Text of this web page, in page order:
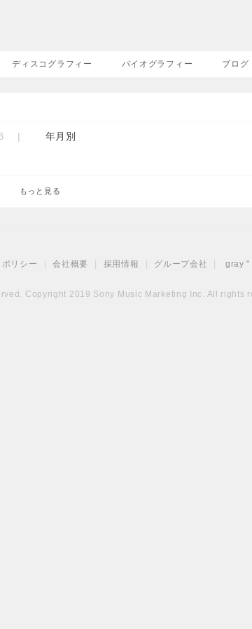
ディスコグラフィー バイオグラフィー ブログ
| 年月別
もっと見る
リシー 会社概要 採用情報 グループ会社 gray "
Copyright 2019 Sony Music Marketing Inc. All rights